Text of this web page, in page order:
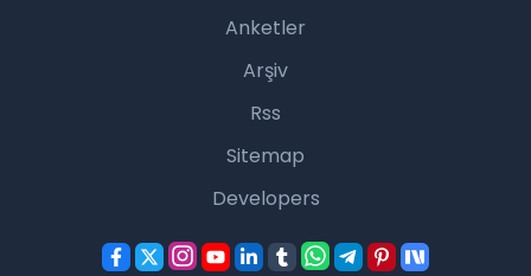
Anketler
Arşiv
Rss
Sitemap
Developers